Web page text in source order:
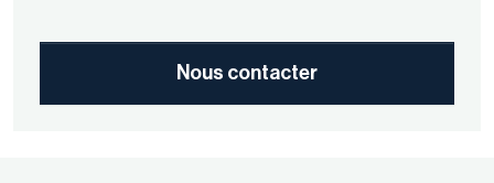
Nous contacter